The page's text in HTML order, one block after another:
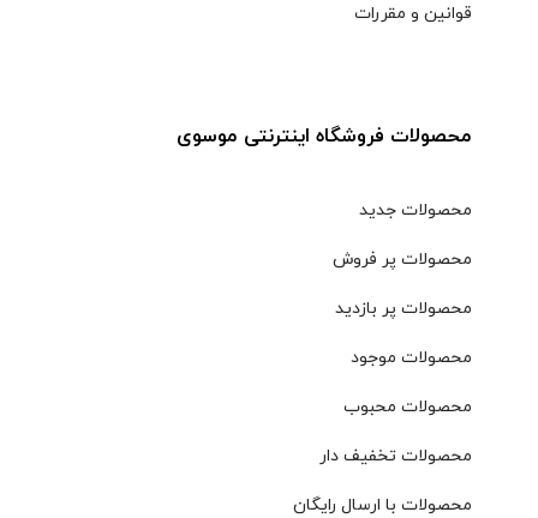
قوانین و مقررات
محصولات فروشگاه اینترنتی موسوی
محصولات جدید
محصولات پر فروش
محصولات پر بازدید
محصولات موجود
محصولات محبوب
محصولات تخفیف دار
محصولات با ارسال رایگان